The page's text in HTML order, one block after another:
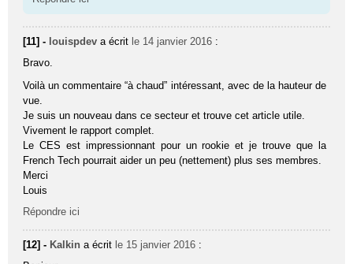
[11] - louispdev a écrit le 14 janvier 2016 :
Bravo.
Voilà un commentaire “à chaud” intéressant, avec de la hauteur de
vue.
Je suis un nouveau dans ce secteur et trouve cet article utile.
Vivement le rapport complet.
Le CES est impressionnant pour un rookie et je trouve que la
French Tech pourrait aider un peu (nettement) plus ses membres.
Merci
Louis
Répondre ici
[12] - Kalkin a écrit le 15 janvier 2016 :